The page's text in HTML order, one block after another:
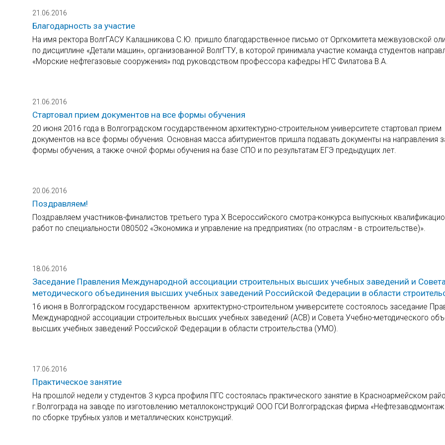
21.06.2016
Благодарность за участие
На имя ректора ВолгГАСУ Калашникова С.Ю. пришло благодарственное письмо от Оргкомитета межвузовской
по дисциплине «Детали машин», организованной ВолгГТУ, в которой принимала участие команда студентов
«Морские нефтегазовые сооружения» под руководством профессора кафедры НГС Филатова В.А.
21.06.2016
Стартовал прием документов на все формы обучения
20 июня 2016 года в Волгоградском государственном архитектурно-строительном университете стартовал прием
документов на все формы обучения. Основная масса абитуриентов пришла подавать документы на направления
формы обучения, а также очной формы обучения на базе СПО и по результатам ЕГЭ предыдущих лет.
20.06.2016
Поздравляем!
Поздравляем участников-финалистов третьего тура X Всероссийского смотра-конкурса выпускных
работ по специальности 080502 «Экономика и управление на предприятиях (по отраслям - в строительстве)».
18.06.2016
Заседание Правления Международной ассоциации строительных высших учебных заведений и
методического объединения высших учебных заведений Российской Федерации в области
16 июня в Волгоградском государственном архитектурно-строительном университете состоялось заседание
Международной ассоциации строительных высших учебных заведений (АСВ) и Совета Учебно-методического
высших учебных заведений Российской Федерации в области строительства (УМО).
17.06.2016
Практическое занятие
На прошлой недели у студентов 3 курса профиля ПГС состоялась практического занятие в Красноармейском
г.Волгограда на заводе по изготовлению металлоконструкций ООО ГСИ Волгоградская фирма
по сборке трубных узлов и металлических конструкций.